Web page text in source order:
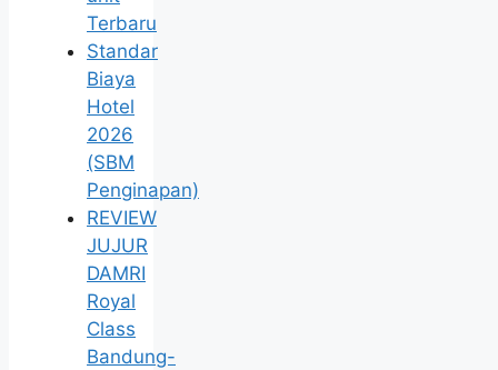
Terbaru
Standar
Biaya
Hotel
2026
(SBM
Penginapan)
REVIEW
JUJUR
DAMRI
Royal
Class
Bandung-